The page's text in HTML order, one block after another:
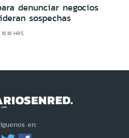
denunciar negocios
sospechas
HRS
en: